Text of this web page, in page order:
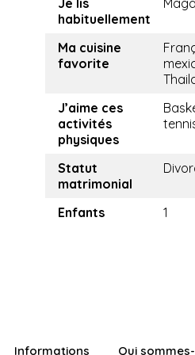
Je lis
habituellement
Ma cuisine
favorite
J’aime ces
activités
physiques
Statut
matrimonial
Enfants 1
Informations Qui